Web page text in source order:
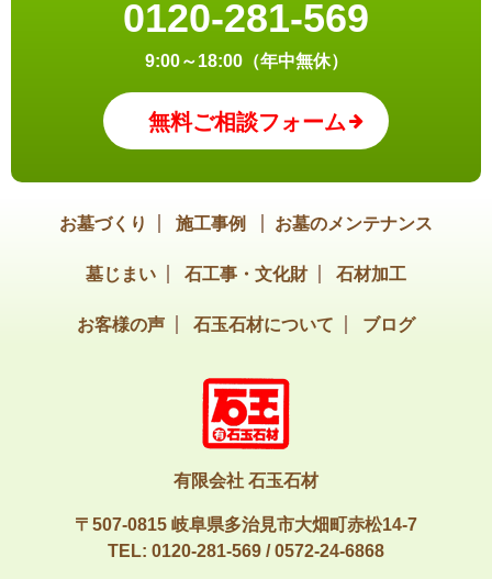
0120-281-569
9:00～18:00（年中無休）
無料ご相談フォーム
お墓づくり 施工事例 お墓のメンテナンス
墓じまい 石工事・文化財 石材加工
お客様の声 石玉石材について ブログ
有限会社 石玉石材
〒507-0815 岐阜県多治見市大畑町赤松14-7
TEL: 0120-281-569 /0572-24-6868